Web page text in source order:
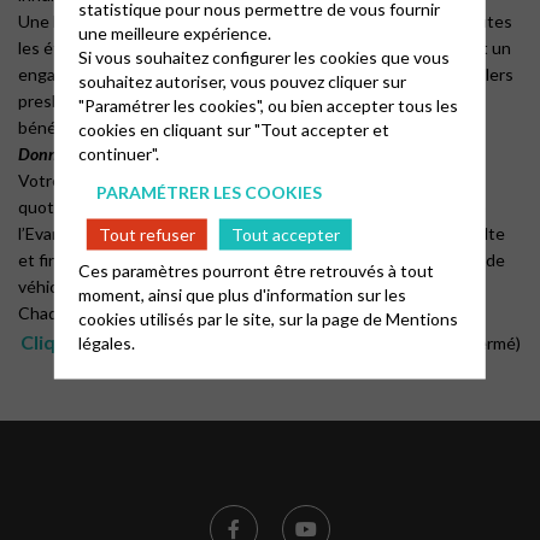
Une Église disponible auprès de chacun, sans distinction, à toutes
les étapes de la vie. L’Eglise compte sur tous ceux qui exercent un
engagement (pasteurs, prédicateurs laïcs, animateurs, conseillers
presbytéraux…) ainsi que sur l’engagement de nombreux
bénévoles, afin d’assurer sa mission au service de tous.
Donner
Votre don permet de prendre en charge les dépenses
quotidiennes de l’Eglise : rémunérer les pasteurs, annoncer de
l’Evangile auprès de la jeunesse, la catéchèse, la formation adulte
et financer des projets importants : travaux immobiliers, achat de
véhicule paroissial, solidarité, camps de jeunes…
Chaque don compte, même le plus modeste !
Cliquez sur ce lien pour faire un don à l’EPUMA (lien fermé)
statistique pour nous permettre de vous fournir
une meilleure expérience.
Si vous souhaitez configurer les cookies que vous
souhaitez autoriser, vous pouvez cliquer sur
"Paramétrer les cookies", ou bien accepter tous les
cookies en cliquant sur "Tout accepter et
continuer".
PARAMÉTRER LES COOKIES
Tout refuser
Tout accepter
Ces paramètres pourront être retrouvés à tout
moment, ainsi que plus d'information sur les
cookies utilisés par le site, sur la page deMentions
légales.